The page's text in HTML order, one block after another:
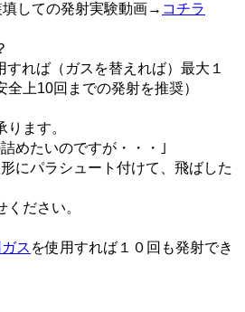
しての発射実験動画→ コチラ
れば（ガスを替えれば）最大１
全上10回までの発射を推奨）
ります。
めたいのですが・・・｣
にパラシュート付けて、飛ばした
ださい。
ス を使用すれば１０回も発射でき